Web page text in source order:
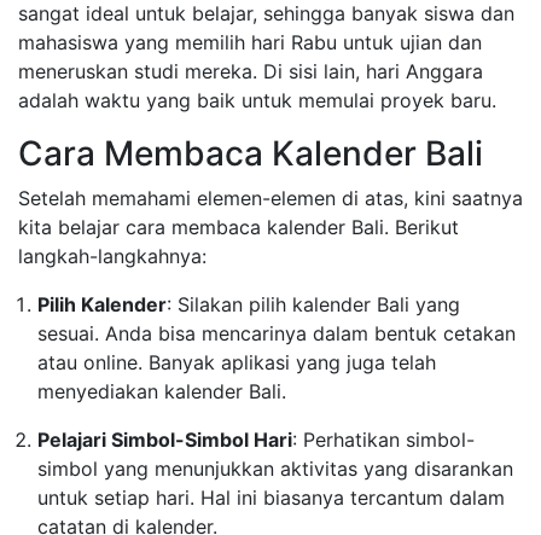
sangat ideal untuk belajar, sehingga banyak siswa dan
mahasiswa yang memilih hari Rabu untuk ujian dan
meneruskan studi mereka. Di sisi lain, hari Anggara
adalah waktu yang baik untuk memulai proyek baru.
Cara Membaca Kalender Bali
Setelah memahami elemen-elemen di atas, kini saatnya
kita belajar cara membaca kalender Bali. Berikut
langkah-langkahnya:
Pilih Kalender: Silakan pilih kalender Bali yang
sesuai. Anda bisa mencarinya dalam bentuk cetakan
atau online. Banyak aplikasi yang juga telah
menyediakan kalender Bali.
Pelajari Simbol-Simbol Hari: Perhatikan simbol-
simbol yang menunjukkan aktivitas yang disarankan
untuk setiap hari. Hal ini biasanya tercantum dalam
catatan di kalender.